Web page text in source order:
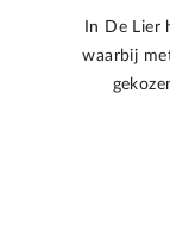
In De Lier
waarbij